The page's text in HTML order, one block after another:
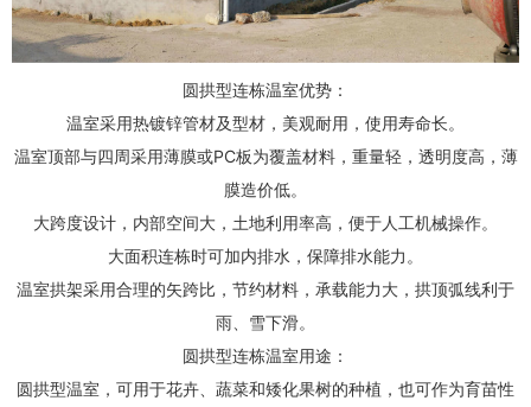
圆拱型连栋温室优势：
温室采用热镀锌管材及型材，美观耐用，使用寿命长。
温室顶部与四周采用薄膜或PC板为覆盖材料，重量轻，透明度高，薄
膜造价低。
大跨度设计，内部空间大，土地利用率高，便于人工机械操作。
大面积连栋时可加内排水，保障排水能力。
温室拱架采用合理的矢跨比，节约材料，承载能力大，拱顶弧线利于
雨、雪下滑。
圆拱型连栋温室用途：
圆拱型温室，可用于花卉、蔬菜和矮化果树的种植，也可作为育苗性